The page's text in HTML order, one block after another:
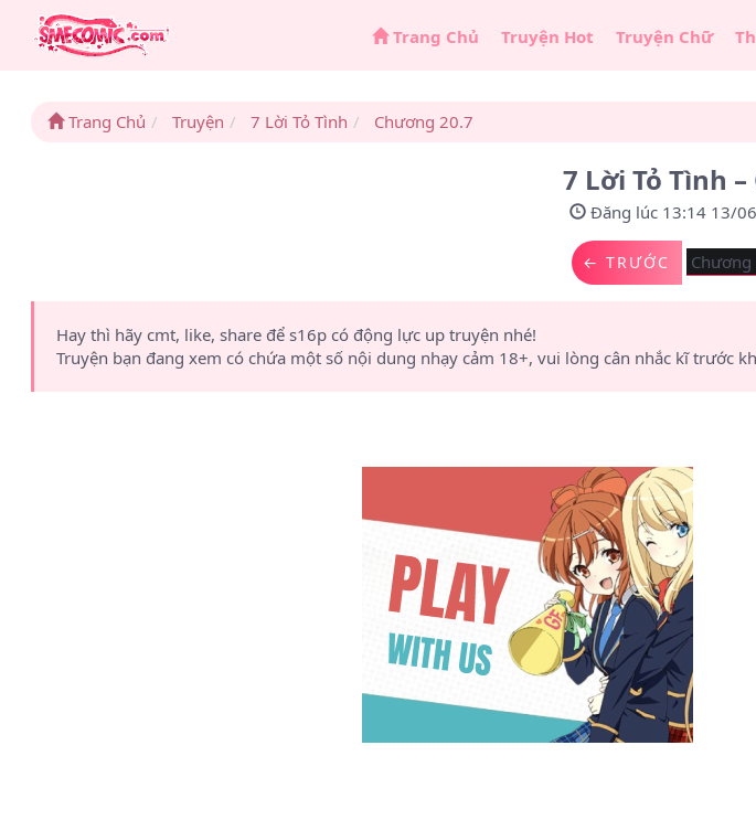
Trang Chủ Truyện Hot Truyện Chữ
Trang Chủ Truyện 7 Lời Tỏ Tình Chương 20.7
7 Lời Tỏ Tình
Đăng lúc 13:14 13/
← TRƯỚC
Hay thì hãy cmt, like, share để s16p có động lực up truyện nhé!
Truyện bạn đang xem có chứa một số nội dung nhạy cảm 18+, vui lòng cân nhắc kĩ trước